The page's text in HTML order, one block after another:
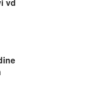
vd